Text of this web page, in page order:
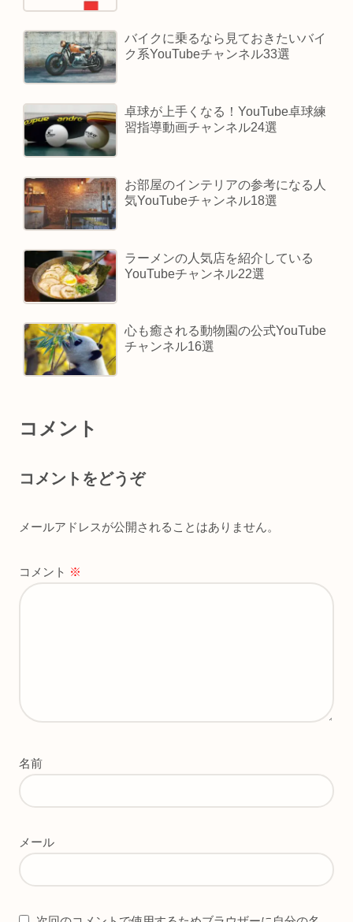
バイクに乗るなら見ておきたいバイ
ク系YouTubeチャンネル33選
卓球が上手くなる！YouTube卓球練
習指導動画チャンネル24選
お部屋のインテリアの参考になる人
気YouTubeチャンネル18選
ラーメンの人気店を紹介している
YouTubeチャンネル22選
心も癒される動物園の公式YouTube
チャンネル16選
コメント
コメントをどうぞ
メールアドレスが公開されることはありません。
コメント ※
名前
メール